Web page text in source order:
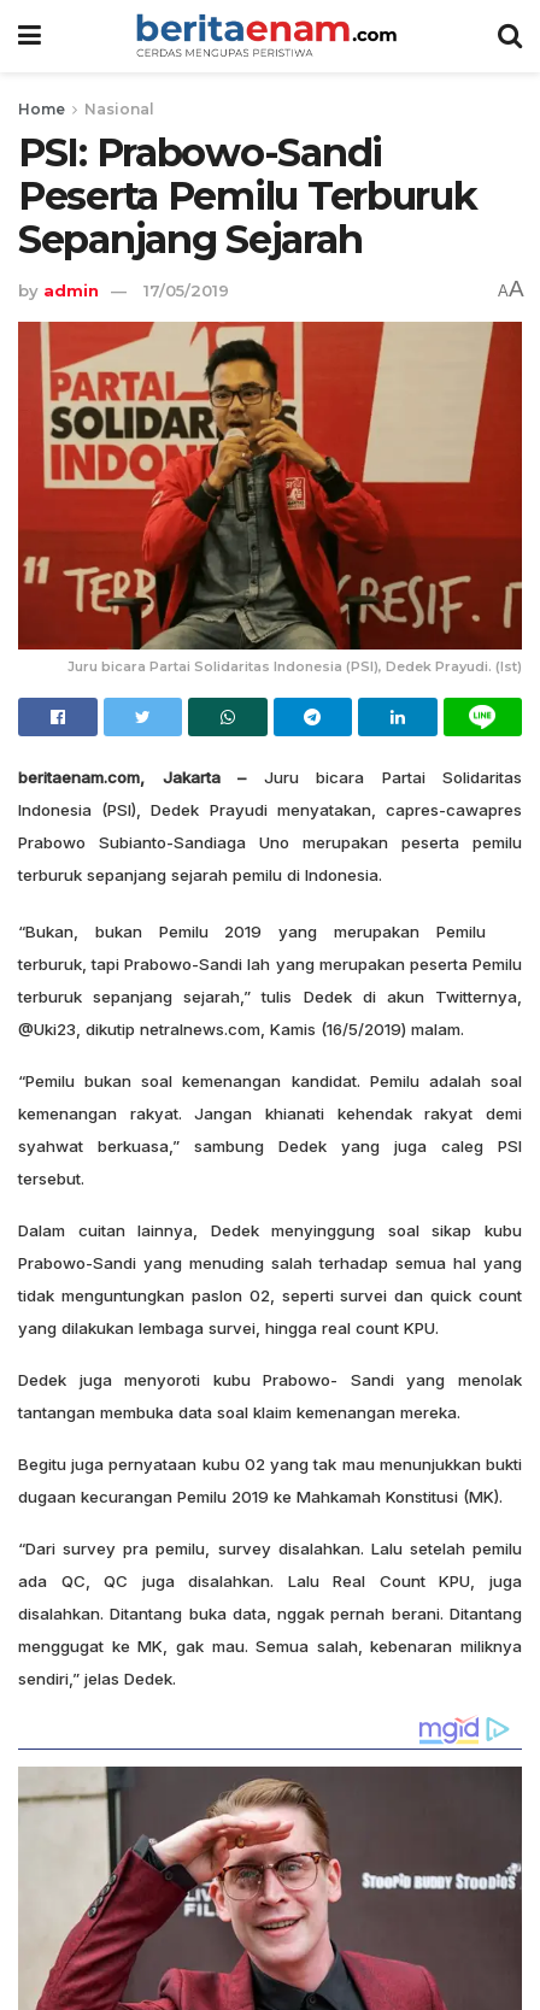
Home Nasional
PSI: Prabowo-Sandi
Peserta Pemilu Terburuk
Sepanjang Sejarah
by admin 17/05/2019 AA
Juru bicara Partai Solidaritas Indonesia (PSI), Dedek Prayudi. (Ist)
beritaenam.com, Jakarta –Juru bicara Partai Solidaritas
Indonesia (PSI), Dedek Prayudi menyatakan, capres-cawapres
Prabowo Subianto-Sandiaga Uno merupakan peserta pemilu
terburuk sepanjang sejarah pemilu di Indonesia.
“Bukan, bukan Pemilu 2019 yang merupakan Pemilu
terburuk, tapi Prabowo-Sandi lah yang merupakan peserta Pemilu
terburuk sepanjang sejarah,” tulis Dedek di akun Twitternya,
@Uki23, dikutip netralnews.com, Kamis (16/5/2019) malam.
“Pemilu bukan soal kemenangan kandidat. Pemilu adalah soal
kemenangan rakyat. Jangan khianati kehendak rakyat demi
syahwat berkuasa,” sambung Dedek yang juga caleg PSI
tersebut.
Dalam cuitan lainnya, Dedek menyinggung soal sikap kubu
Prabowo-Sandi yang menuding salah terhadap semua hal yang
tidak menguntungkan paslon 02, seperti survei dan quick count
yang dilakukan lembaga survei, hingga real count KPU.
Dedek juga menyoroti kubu Prabowo- Sandi yang menolak
tantangan membuka data soal klaim kemenangan mereka.
Begitu juga pernyataan kubu 02 yang tak mau menunjukkan bukti
dugaan kecurangan Pemilu 2019 ke Mahkamah Konstitusi (MK).
“Dari survey pra pemilu, survey disalahkan. Lalu setelah pemilu
ada QC, QC juga disalahkan. Lalu Real Count KPU, juga
disalahkan. Ditantang buka data, nggak pernah berani. Ditantang
menggugat ke MK, gak mau. Semua salah, kebenaran miliknya
sendiri,” jelas Dedek.